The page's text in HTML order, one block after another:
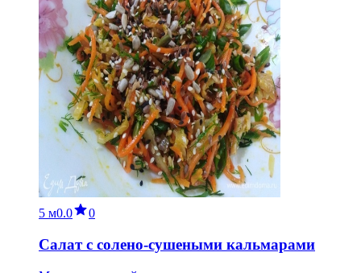
5 м0.0 0
Салат с солено-сушеными кальмарами